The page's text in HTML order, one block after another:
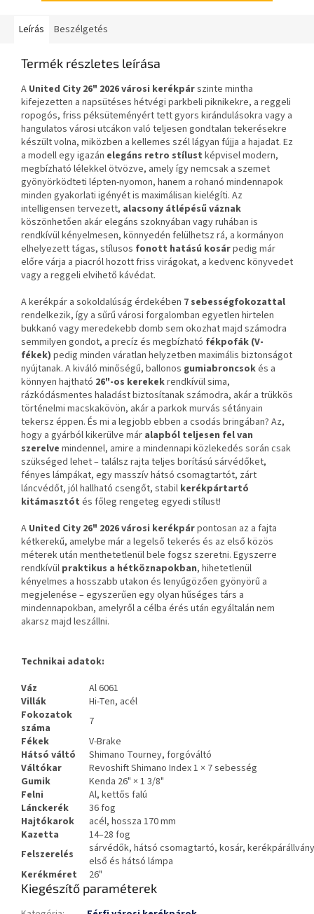
Leírás Beszélgetés
Termék részletes leírása
A United City 26" 2026 városi kerékpárszinte mintha
kifejezetten a napsütéses hétvégi parkbeli piknikekre, a reggeli
ropogós, friss péksüteményért tett gyors kirándulásokra vagy a
hangulatos városi utcákon való teljesen gondtalan tekerésekre
készült volna, miközben a kellemes szél lágyan fújja a hajadat. Ez
a modell egy igazán elegáns retro stílust képvisel modern,
megbízható lélekkel ötvözve, amely így nemcsak a szemet
gyönyörködteti lépten-nyomon, hanem a rohanó mindennapok
minden gyakorlati igényét is maximálisan kielégíti. Az
intelligensen tervezett, alacsony átlépésű váznak
köszönhetően akár elegáns szoknyában vagy ruhában is
rendkívül kényelmesen, könnyedén felülhetsz rá, a kormányon
elhelyezett tágas, stílusos fonott hatású kosárpedig már
előre várja a piacról hozott friss virágokat, a kedvenc könyvedet
vagy a reggeli elvihető kávédat.
A kerékpár a sokoldalúság érdekében 7 sebességfokozattal
rendelkezik, így a sűrű városi forgalomban egyetlen hirtelen
bukkanó vagy meredekebb domb sem okozhat majd számodra
semmilyen gondot, a precíz és megbízható fékpofák (V-
fékek) pedig minden váratlan helyzetben maximális biztonságot
nyújtanak. A kiváló minőségű, ballonos gumiabroncsokés a
könnyen hajtható 26"-os kerekekrendkívül sima,
rázkódásmentes haladást biztosítanak számodra, akár a trükkös
történelmi macskakövön, akár a parkok murvás sétányain
tekersz éppen. És mi a legjobb ebben a csodás bringában? Az,
hogy a gyárból kikerülve már alapból teljesen fel van
szerelve mindennel, amire a mindennapi közlekedés során csak
szükséged lehet – találsz rajta teljes borítású sárvédőket,
fényes lámpákat, egy masszív hátsó csomagtartót, zárt
láncvédőt, jól hallható csengőt, stabil kerékpártartó
kitámasztót és főleg rengeteg egyedi stílust!
A United City 26" 2026 városi kerékpárpontosan az a fajta
kétkerekű, amelybe már a legelső tekerés és az első közös
méterek után menthetetlenül bele fogsz szeretni. Egyszerre
rendkívül praktikus a hétköznapokban, hihetetlenül
kényelmes a hosszabb utakon és lenyűgözően gyönyörű a
megjelenése – egyszerűen egy olyan hűséges társ a
mindennapokban, amelyről a célba érés után egyáltalán nem
akarsz majd leszállni.
Technikai adatok:
Váz
Al 6061
Villák
Hi-Ten, acél
Fokozatok
száma
7
Fékek
V-Brake
Hátsó váltó
Shimano Tourney, forgóváltó
Váltókar
Revoshift Shimano Index 1 × 7 sebesség
Gumik
Kenda 26" × 1 3/8"
Felni
Al, kettős falú
Lánckerék
36 fog
Hajtókarok
acél, hossza 170 mm
Kazetta
14–28 fog
Felszerelés
sárvédők, hátsó csomagtartó, kosár,
első és hátsó lámpa
Kerékméret
26"
Kiegészítő paraméterek